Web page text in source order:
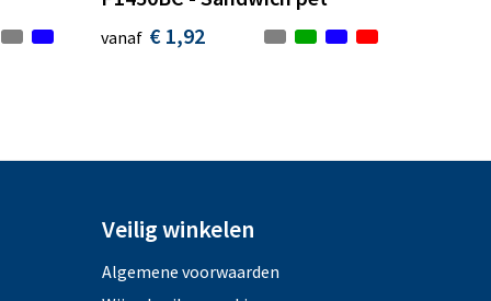
vanaf € 1,92
Veilig winkelen
Algemene voorwaarden